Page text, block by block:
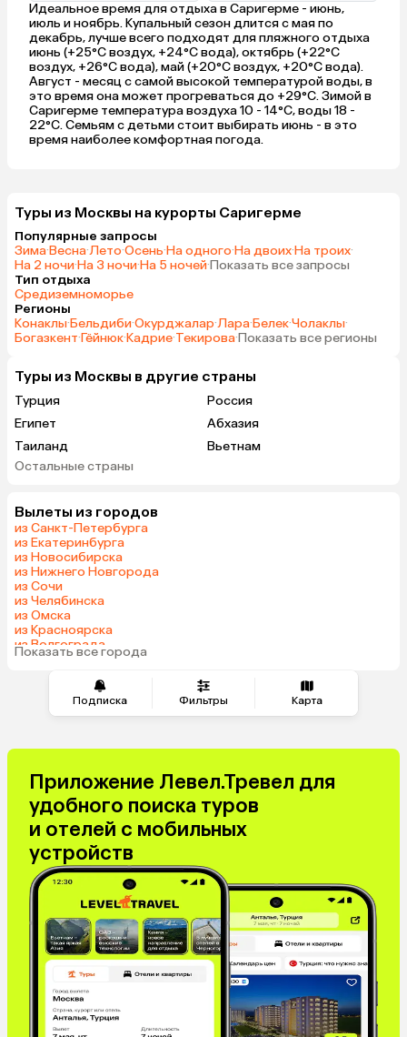
Подписка Фильтры Карта
Идеальное время для отдыха в Саригерме - июнь,
июль и ноябрь. Купальный сезон длится с мая по
декабрь, лучше всего подходят для пляжного отдыха
июнь (+25°C воздух, +24°C вода), октябрь (+22°C
воздух, +26°C вода), май (+20°C воздух, +20°C вода).
Август - месяц с самой высокой температурой воды, в
это время она может прогреваться до +29°C. Зимой в
Саригерме температура воздуха 10 - 14°C, воды 18 -
22°C. Семьям с детьми стоит выбирать июнь - в это
время наиболее комфортная погода.
Туры из Москвы на курорты Саригерме
Популярные запросы
Зима·Весна·Лето·Осень·На одного·На двоих·На троих·
На 2 ночи·На 3 ночи·На 5 ночей·Показать все запросы
Тип отдыха
Средиземноморье
Регионы
Конаклы·Бельдиби·Окурджалар·Лара·Белек·Чолаклы·
Богазкент·Гёйнюк·Кадрие·Текирова·Показать все регионы
Туры из Москвы в другие страны
Турция
Россия
Египет
Абхазия
Таиланд
Вьетнам
ОАЭ
Кипр
Саудовская Аравия
Остальные страны
Вылеты из городов
из Санкт-Петербурга
из Екатеринбурга
из Новосибирска
из Нижнего Новгорода
из Сочи
из Челябинска
из Омска
из Красноярска
из Волгограда
Показать все города
Приложение Левел.Тревел для
удобного поиска туров
и отелей с мобильных
устройств